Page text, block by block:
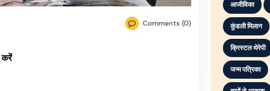
Comments (0)
करें
आजीविका
कुंडली मिलान
क्रिस्टल थेरेपी
जन्म पत्रिका